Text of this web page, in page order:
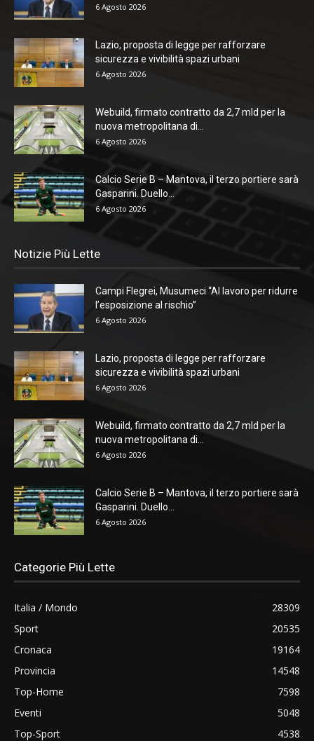
6 Agosto 2026
Lazio, proposta di legge per rafforzare
sicurezza e vivibilità spazi urbani
6 Agosto 2026
Webuild, firmato contratto da 2,7 mld per la
nuova metropolitana di...
6 Agosto 2026
Calcio Serie B – Mantova, il terzo portiere sarà
Gasparini. Duello...
6 Agosto 2026
Notizie Più Lette
Campi Flegrei, Musumeci “Al lavoro per ridurre
l’esposizione al rischio”
6 Agosto 2026
Lazio, proposta di legge per rafforzare
sicurezza e vivibilità spazi urbani
6 Agosto 2026
Webuild, firmato contratto da 2,7 mld per la
nuova metropolitana di...
6 Agosto 2026
Calcio Serie B – Mantova, il terzo portiere sarà
Gasparini. Duello...
6 Agosto 2026
Categorie Più Lette
Italia / Mondo
28309
Sport
20535
Cronaca
19164
Provincia
14548
Top-Home
7598
Eventi
5048
Top-Sport
4538